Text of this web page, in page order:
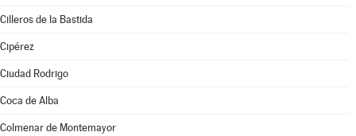
Cilleros de la Bastida
Cipérez
Ciudad Rodrigo
Coca de Alba
Colmenar de Montemayor